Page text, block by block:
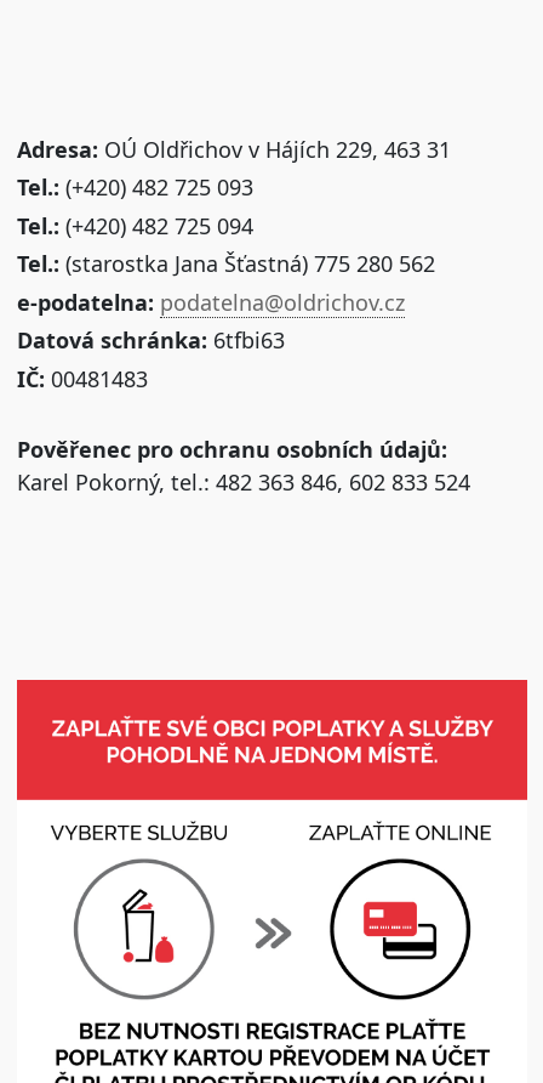
Adresa: OÚ Oldřichov v Hájích 229, 463 31
Tel.: (+420) 482 725 093
Tel.: (+420) 482 725 094
Tel.: (starostka Jana Šťastná) 775 280 562
e-podatelna: podatelna@oldrichov.cz
Datová schránka: 6tfbi63
IČ: 00481483
Pověřenec pro ochranu osobních údajů:
Karel Pokorný, tel.: 482 363 846, 602 833 524